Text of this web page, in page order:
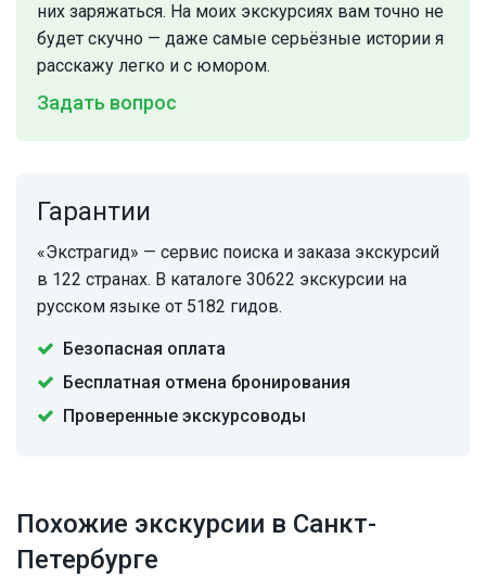
них заряжаться. На моих экскурсиях вам точно не
будет скучно — даже самые серьёзные истории я
расскажу легко и с юмором.
Задать вопрос
Гарантии
«Экстрагид» — сервис поиска и заказа экскурсий
в 122 странах. В каталоге 30622 экскурсии на
русском языке от 5182 гидов.
Безопасная оплата
Бесплатная отмена бронирования
Проверенные экскурсоводы
Похожие экскурсии в Санкт-
Петербурге